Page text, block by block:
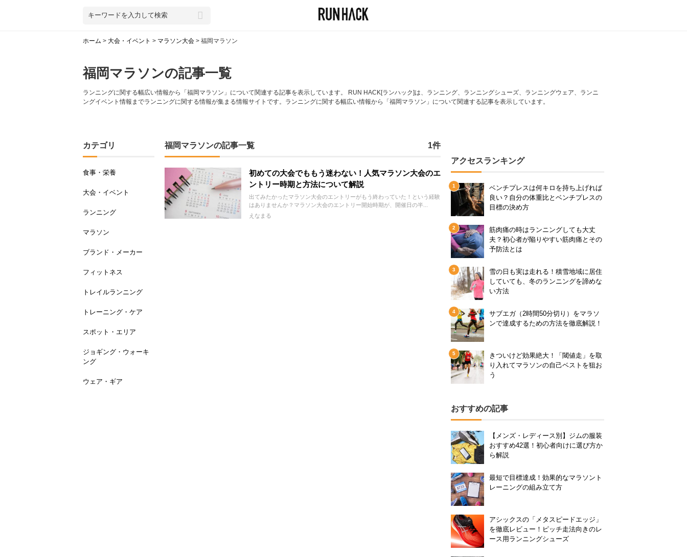
ホーム > 大会・イベント > マラソン大会 > 福岡マラソン
福岡マラソンの記事一覧
ランニングに関する幅広い情報から「福岡マラソン」について関連する記事を表示しています。 RUN HACK[ランハック]は、ランニング、ランニングシューズ、ランニングウェア、ランニ
ングイベント情報までランニングに関する情報が集まる情報サイトです。ランニングに関する幅広い情報から「福岡マラソン」について関連する記事を表示しています。
カテゴリ
食事・栄養
大会・イベント
ランニング
マラソン
ブランド・メーカー
フィットネス
トレイルランニング
トレーニング・ケア
スポット・エリア
ジョギング・ウォーキ
ング
ウェア・ギア
福岡マラソンの記事一覧 1件
初めての大会でももう迷わない！人気マラソン大会のエ
ントリー時期と方法について解説
出てみたかったマラソン大会のエントリーがもう終わっていた！という経験
はありませんか？マラソン大会のエントリー開始時期が、開催日の半...
えなまる
アクセスランキング
ベンチプレスは何キロを持ち上げれば
良い？自分の体重比とベンチプレスの
目標の決め方
筋肉痛の時はランニングしても大丈
夫？初心者が陥りやすい筋肉痛とその
予防法とは
雪の日も実は走れる！積雪地域に居住
していても、冬のランニングを諦めな
い方法
サブエガ（2時間50分切り）をマラソ
ンで達成するための方法を徹底解説！
きついけど効果絶大！「閾値走」を取
り入れてマラソンの自己ベストを狙お
う
おすすめの記事
【メンズ・レディース別】ジムの服装
おすすめ42選！初心者向けに選び方か
ら解説
最短で目標達成！効果的なマラソント
レーニングの組み立て方
アシックスの「メタスピードエッジ」
を徹底レビュー！ピッチ走法向きのレ
ース用ランニングシューズ